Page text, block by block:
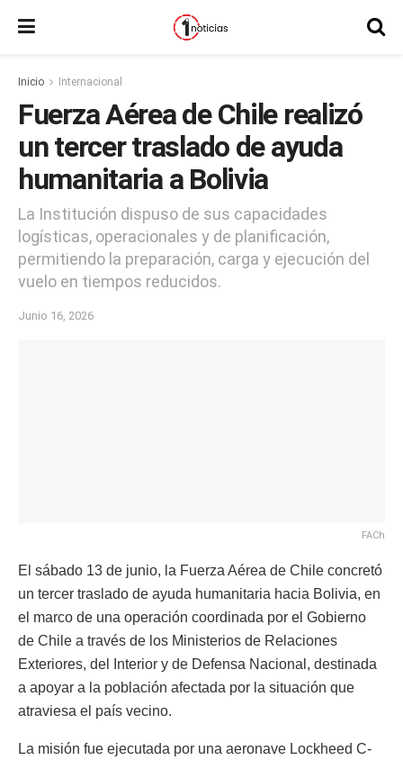
Inicio Internacional
Fuerza Aérea de Chile realizó
un tercer traslado de ayuda
humanitaria a Bolivia
La Institución dispuso de sus capacidades
logísticas, operacionales y de planificación,
permitiendo la preparación, carga y ejecución del
vuelo en tiempos reducidos.
Junio 16, 2026
FACh
El sábado 13 de junio, la Fuerza Aérea de Chile concretó
un tercer traslado de ayuda humanitaria hacia Bolivia, en
el marco de una operación coordinada por el Gobierno
de Chile a través de los Ministerios de Relaciones
Exteriores, del Interior y de Defensa Nacional, destinada
a apoyar a la población afectada por la situación que
atraviesa el país vecino.
La misión fue ejecutada por una aeronave Lockheed C-